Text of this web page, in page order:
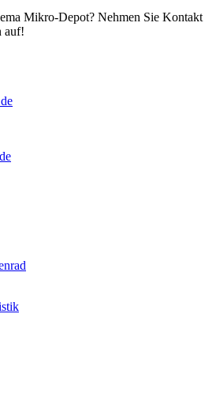
Mikro-Depot? Nehmen Sie Kontakt
auf!